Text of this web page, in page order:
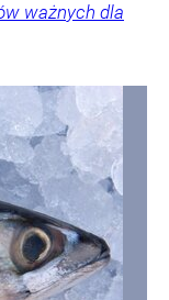
ważnych dla